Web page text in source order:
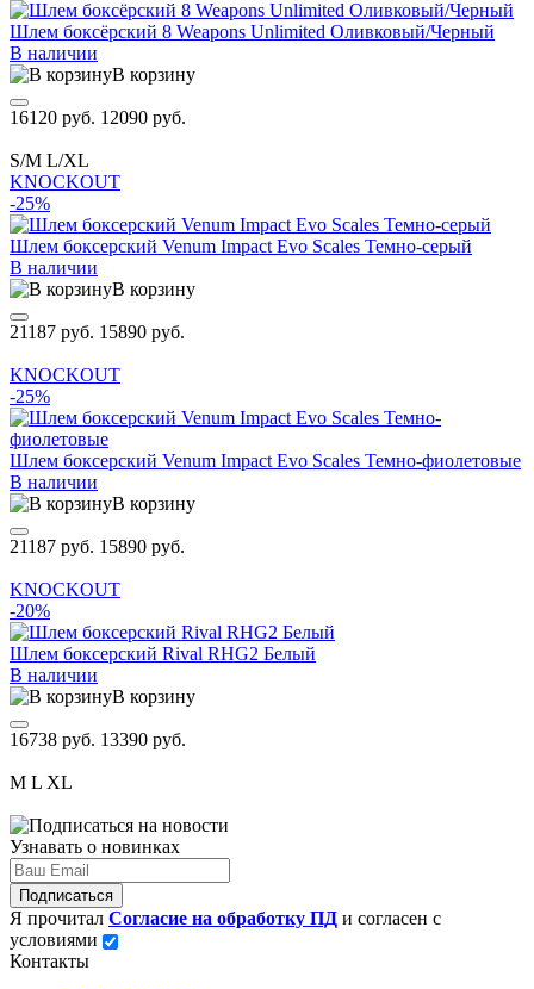
Шлем боксёрский 8 Weapons Unlimited Оливковый/Черный
В наличии
В корзину
16120 руб. 12090 руб.
S/M L/XL
KNOCKOUT
-25%
Шлем боксерский Venum Impact Evo Scales Темно-серый
В наличии
В корзину
21187 руб. 15890 руб.
KNOCKOUT
-25%
Шлем боксерский Venum Impact Evo Scales Темно-фиолетовые
В наличии
В корзину
21187 руб. 15890 руб.
KNOCKOUT
-20%
Шлем боксерский Rival RHG2 Белый
В наличии
В корзину
16738 руб. 13390 руб.
M L XL
Узнавать о новинках
Подписаться
Я прочитал Согласие на обработку ПД и согласен с
условиями
Контакты